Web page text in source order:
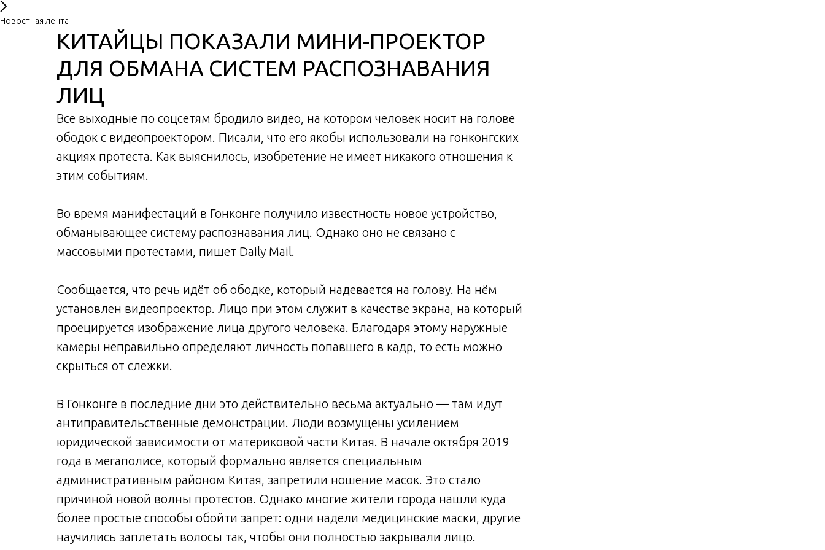
Новостная лента
КИТАЙЦЫ ПОКАЗАЛИ МИНИ-ПРОЕКТОР
ДЛЯ ОБМАНА СИСТЕМ РАСПОЗНАВАНИЯ
ЛИЦ
Все выходные по соцсетям бродило видео, на котором человек носит на голове
ободок с видеопроектором. Писали, что его якобы использовали на гонконгских
акциях протеста. Как выяснилось, изобретение не имеет никакого отношения к
этим событиям.
Во время манифестаций в Гонконге получило известность новое устройство,
обманывающее систему распознавания лиц. Однако оно не связано с
массовыми протестами, пишет Daily Mail.
Сообщается, что речь идёт об ободке, который надевается на голову. На нём
установлен видеопроектор. Лицо при этом служит в качестве экрана, на который
проецируется изображение лица другого человека. Благодаря этому наружные
камеры неправильно определяют личность попавшего в кадр, то есть можно
скрыться от слежки.
В Гонконге в последние дни это действительно весьма актуально — там идут
антиправительственные демонстрации. Люди возмущены усилением
юридической зависимости от материковой части Китая. В начале октября 2019
года в мегаполисе, который формально является специальным
административным районом Китая, запретили ношение масок. Это стало
причиной новой волны протестов. Однако многие жители города нашли куда
более простые способы обойти запрет: одни надели медицинские маски, другие
научились заплетать волосы так, чтобы они полностью закрывали лицо.